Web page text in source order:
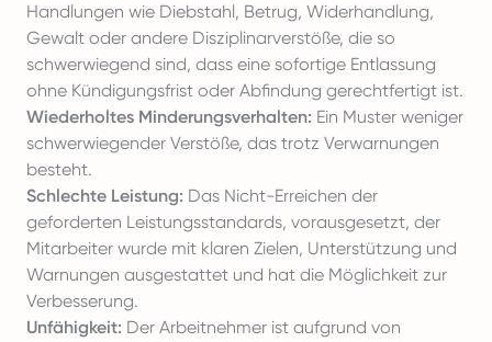
Handlungen wie Diebstahl, Betrug, Widerhandlung,
Gewalt oder andere Disziplinarverstöße, die so
schwerwiegend sind, dass eine sofortige Entlassung
ohne Kündigungsfrist oder Abfindung gerechtfertigt ist.
Wiederholtes Minderungsverhalten: Ein Muster weniger
schwerwiegender Verstöße, das trotz Verwarnungen
besteht.
Schlechte Leistung: Das Nicht-Erreichen der
geforderten Leistungsstandards, vorausgesetzt, der
Mitarbeiter wurde mit klaren Zielen, Unterstützung und
Warnungen ausgestattet und hat die Möglichkeit zur
Verbesserung.
Unfähigkeit: Der Arbeitnehmer ist aufgrund von